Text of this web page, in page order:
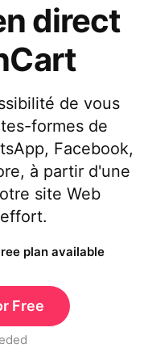
direct
de vous
formes de
Facebook,
à partir d'une
site Web
plan available
Free